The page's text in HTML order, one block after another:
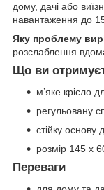
дому, дачі або
навантаження до
Яку проблему
розслаблення
Що ви
м’яке крісло
регульовану
стійку
розмір 145 х
Переваги